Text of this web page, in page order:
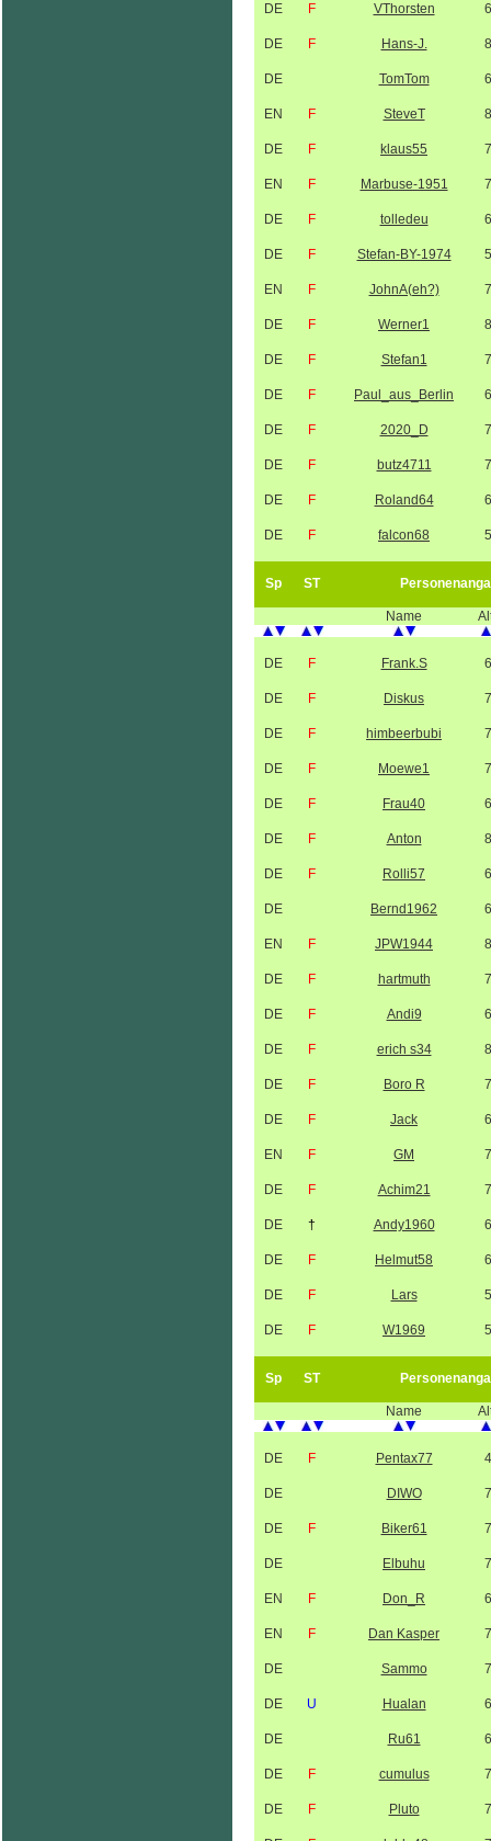
DE F VThorsten
DE F Hans-J.
DE TomTom
EN F SteveT
DE F klaus55
EN F Marbuse-1951
DE F tolledeu
DE F Stefan-BY-1974
EN F JohnA(eh?)
DE F Werner1
DE F Stefan1
DE F Paul_aus_Berlin
DE F 2020_D
DE F butz4711
DE F Roland64
DE F falcon68
Sp ST
Name
DE F Frank.S
DE F Diskus
DE F himbeerbubi
DE F Moewe1
DE F Frau40
DE F Anton
DE F Rolli57
DE Bernd1962
EN F JPW1944
DE F hartmuth
DE F Andi9
DE F erich s34
DE F Boro R
DE F Jack
EN F GM
DE F Achim21
DE † Andy1960
DE F Helmut58
DE F Lars
DE F W1969
Sp ST
Name
DE F Pentax77
DE DIWO
DE F Biker61
DE Elbuhu
EN F Don_R
EN F Dan Kasper
DE Sammo
DE U Hualan
DE Ru61
DE F cumulus
DE F Pluto